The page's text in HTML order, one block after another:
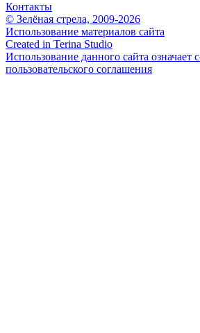
Контакты
© Зелёная стрела, 2009-2026
Использование материалов сайта
Created in Terina Studio
Использование данного сайта означает
пользовательского соглашения